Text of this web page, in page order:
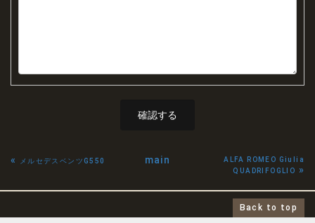
« メルセデスベンツG550 main
ALFA ROMEO Giulia
QUADRIFOGLIO
»
Back to top